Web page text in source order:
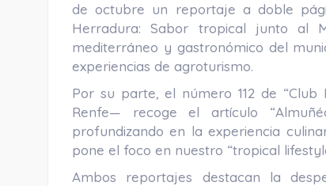
de octubre un reportaje a doble
Herradura: Sabor tropical junto al
mediterráneo y gastronómico del
experiencias de agroturismo.
Por su parte, el número 112 de
Renfe— recoge el artículo
profundizando en la experiencia
pone el foco en nuestro “tropical
Ambos reportajes destacan la